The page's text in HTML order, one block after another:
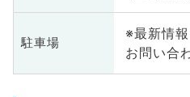
駐車場
※最新情
お問い合